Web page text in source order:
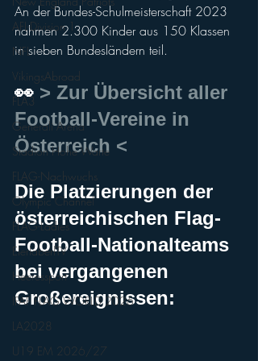
AFL-Division 1
NFL
VikingsAbroad
FLA3
Generali Arena
Stadion Hohe Warte
FLAG-Nachwuchs
Olympic Channel
FLAG-Ladies
EierlaberlTV
Heeressport
IFAF FLAG WORLD 2026
LA2028
U19 EM 2026/27
An der Bundes-Schulmeisterschaft 2023
nahmen 2.300 Kinder aus 150 Klassen
in sieben Bundesländern teil.
👀 > Zur Übersicht aller
Football-Vereine in
Österreich <
Die Platzierungen der
österreichischen Flag-
Football-Nationalteams
bei vergangenen
Großereignissen: